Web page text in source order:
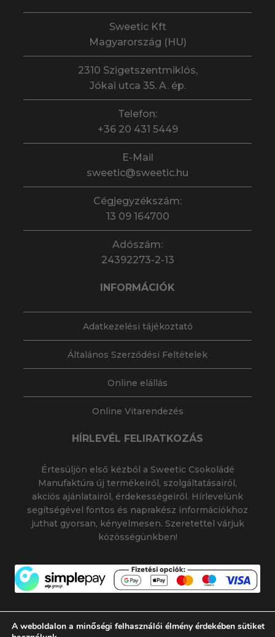
Sweetic Kft
Magyarország (HU)
2310 Szigetszentmiklós,
Jókai utca 35. A. ép.
Telefon:
+36 20 431 5449
E-Mail
sweetic@sweetic.hu
Cégjegyzékszám:
13 09 164700
Adószám:
24392273-2-13
INFORMÁCIÓK
Adatkezelési tájékoztató
Általános Szerződési Feltételek
Online elállás
Online Vitarendezés
HÍRLEVÉL FELIRATKOZÁS
Értesüljön első kézből a Sweetic Csokoládé
Manufaktúra új termékeiről, szolgáltatásairól,
akciós ajánlatairól, érdekességeiről. Hírlevelünk
segítségével fontos és naprakész információkhoz
juthat gyorsan, kényelmesen. Szeretettel várjuk
közösségünkben!
A weboldalon a minőségi felhasználói élmény érdekében sütiket